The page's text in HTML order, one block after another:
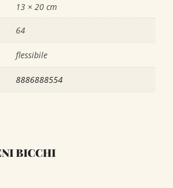
13 × 20 cm
64
flessibile
8886888554
BICCHI